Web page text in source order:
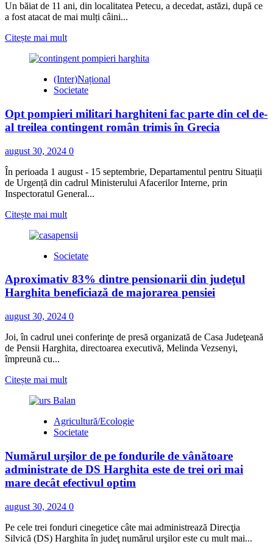
Un băiat de 11 ani, din localitatea Petecu, a decedat, astăzi, după ce
a fost atacat de mai mulți câini...
Citește mai multRead
about
de
11
ucis
de
câinii
deținuți
de
familie
pentru
paza
domestice
cu
ilustrativ)
(Inter)Național
Societate
Opt pompieri militari harghiteni fac parte din cel de-
al treilea contingent român trimis în Grecia
august 30, 2024 0
În perioada 1 august - 15 septembrie, Departamentul pentru Situații
de Urgență din cadrul Ministerului Afacerilor Interne, prin
Inspectoratul General...
Citește mai multRead
about
pompieri
harghiteni
fac
din
cel
de-
al
român
în
Societate
Aproximativ 83% dintre pensionarii din judeţul
Harghita beneficiază de majorarea pensiei
august 30, 2024 0
Joi, în cadrul unei conferinţe de presă organizată de Casa Judeţeană
de Pensii Harghita, directoarea executivă, Melinda Vezsenyi,
împreună cu...
Citește mai multRead
about
83%
dintre
din
judeţul
Harghita
beneficiază
majorarea
pensiei
Agricultură/Ecologie
Societate
Numărul urşilor de pe fondurile de vânătoare
administrate de DS Harghita este de trei ori mai
mare decât efectivul optim
august 30, 2024 0
Pe cele trei fonduri cinegetice câte mai administrează Direcţia
Silvică (DS) Harghita în judeţ numărul urşilor este cu mult mai...